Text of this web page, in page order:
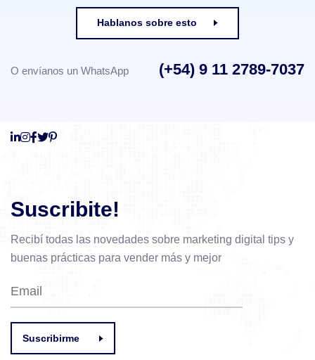
Hablanos sobre esto
O envíanos un WhatsApp (+54) 9 11 2789-7037
Suscribite!
Recibí todas las novedades sobre marketing digital tips y
buenas prácticas para vender más y mejor
Suscribirme